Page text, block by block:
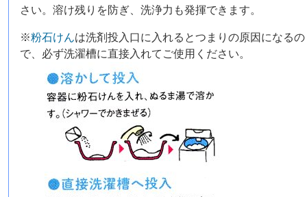
さい。溶け残りを防ぎ、洗浄力も発揮できます。
※粉石けんは洗剤投入口に入れるとつまりの原因になるの
で、必ず洗濯槽に直接入れてご使用ください。